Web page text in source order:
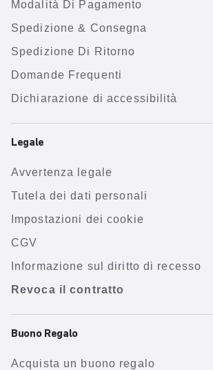
Modalità Di Pagamento
Spedizione & Consegna
Spedizione Di Ritorno
Domande Frequenti
Dichiarazione di accessibilità
Legale
Avvertenza legale
Tutela dei dati personali
Impostazioni dei cookie
CGV
Informazione sul diritto di recesso
Revoca il contratto
Buono Regalo
Acquista un buono regalo